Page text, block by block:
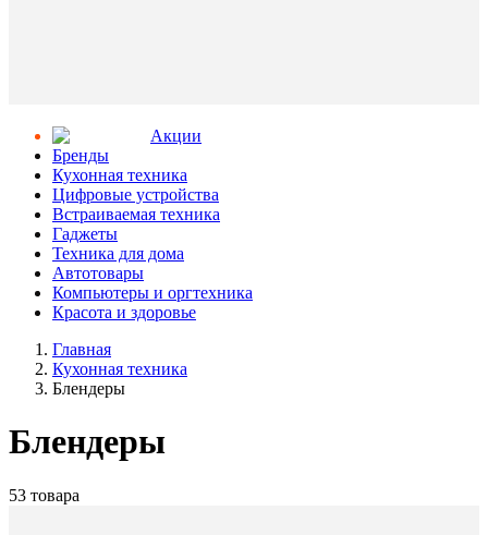
Aкции
Бренды
Кухонная техника
Цифровые устройства
Встраиваемая техника
Гаджеты
Техника для дома
Автотовары
Компьютеры и оргтехника
Красота и здоровье
Главная
Кухонная техника
Блендеры
Блендеры
53 товара